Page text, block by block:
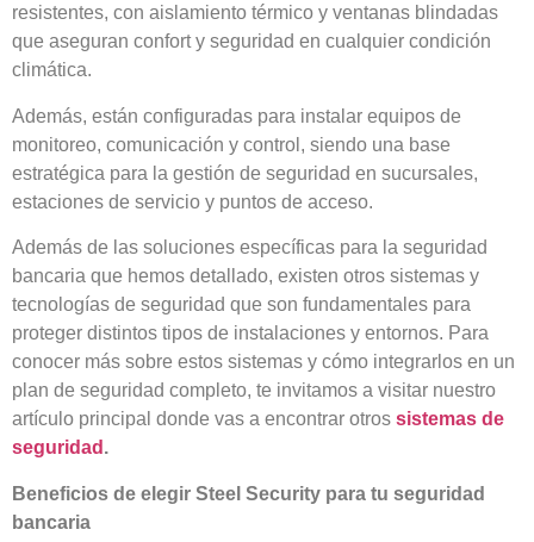
resistentes, con aislamiento térmico y ventanas blindadas
que aseguran confort y seguridad en cualquier condición
climática.
Además, están configuradas para instalar equipos de
monitoreo, comunicación y control, siendo una base
estratégica para la gestión de seguridad en sucursales,
estaciones de servicio y puntos de acceso.
Además de las soluciones específicas para la seguridad
bancaria que hemos detallado, existen otros sistemas y
tecnologías de seguridad que son fundamentales para
proteger distintos tipos de instalaciones y entornos. Para
conocer más sobre estos sistemas y cómo integrarlos en un
plan de seguridad completo, te invitamos a visitar nuestro
artículo principal donde vas a encontrar otros sistemas de
seguridad .
Beneficios de elegir Steel Security para tu seguridad
bancaria